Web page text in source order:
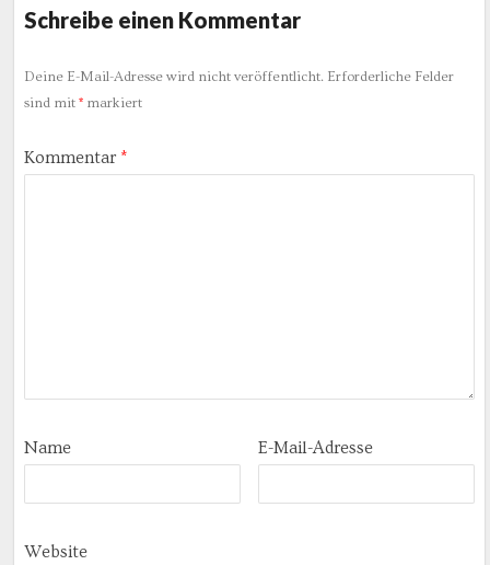
Schreibe einen Kommentar
Deine E-Mail-Adresse wird nicht veröffentlicht. Erforderliche Felder
sind mit *markiert
Kommentar *
Name E-Mail-Adresse
Website